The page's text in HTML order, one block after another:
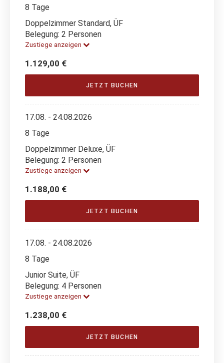
8 Tage
Doppelzimmer Standard, ÜF
Belegung: 2 Personen
Zustiege anzeigen
1.129,00 €
JETZT BUCHEN
17.08. - 24.08.2026
8 Tage
Doppelzimmer Deluxe, ÜF
Belegung: 2 Personen
Zustiege anzeigen
1.188,00 €
JETZT BUCHEN
17.08. - 24.08.2026
8 Tage
Junior Suite, ÜF
Belegung: 4 Personen
Zustiege anzeigen
1.238,00 €
JETZT BUCHEN